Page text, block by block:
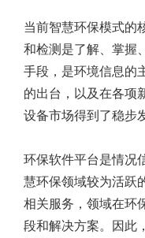
当前智慧环保模式的
和检测是了解、掌握
手段，是环境信息的
的出台，以及在各项
设备市场得到了稳步
环保软件平台是情况
慧环保领域较为活跃
相关服务，领域在环
段和解决方案。因此